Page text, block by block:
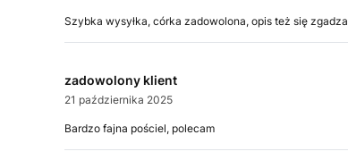
Szybka wysyłka, córka zadowolona, opis też się zgadza
zadowolony klient
21 października 2025
Bardzo fajna pościel, polecam